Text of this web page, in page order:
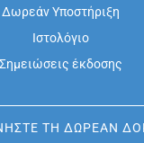
Δωρεάν Υποστήριξη
Ιστολόγιο
Σημειώσεις έκδοσης
ΤΗ ΔΩΡΕΆΝ